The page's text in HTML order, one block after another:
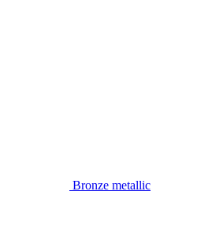
Bronze metallic